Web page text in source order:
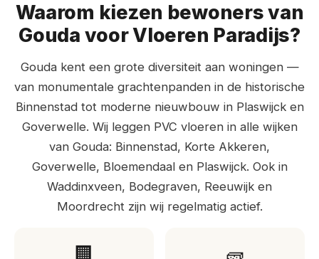
Waarom kiezen bewoners van
Gouda voor Vloeren Paradijs?
Gouda kent een grote diversiteit aan woningen —
van monumentale grachtenpanden in de historische
Binnenstad tot moderne nieuwbouw in Plaswijck en
Goverwelle. Wij leggen PVC vloeren in alle wijken
van Gouda: Binnenstad, Korte Akkeren,
Goverwelle, Bloemendaal en Plaswijck. Ook in
Waddinxveen, Bodegraven, Reeuwijk en
Moordrecht zijn wij regelmatig actief.
🏢 🧱